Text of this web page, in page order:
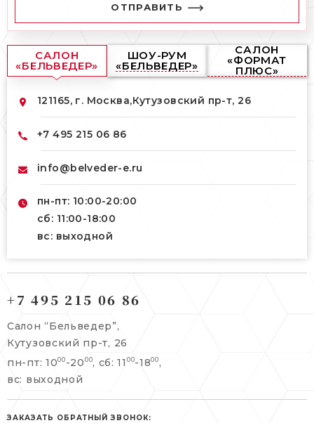
ОТПРАВИТЬ
САЛОН
«БЕЛЬВЕДЕР»
ШОУ-РУМ
«БЕЛЬВЕДЕР»
САЛОН
«ФОРМАТ
ПЛЮС»
121165, г. Москва,Кутузовский пр-т, 26
+7 495 215 06 86
info@belveder-e.ru
пн-пт: 10:00-20:00
сб: 11:00-18:00
вс: выходной
info@belveder-e.ru
пн-пт: 10:00-20:00
сб, вс: выходной
Берсеневский переулок, 3/10с7
+7 495 477 45 43
info@belveder-e.ru
пн-пт: 10:00-19:00
сб: выходной
+7 495 215 06 86
Салон “Бельведер”,
Кутузовский пр-т, 26
пн-пт: 1000 -20 00, сб: 11 00-1800 ,
вс: выходной
ЗАКАЗАТЬ ОБРАТНЫЙ ЗВОНОК: